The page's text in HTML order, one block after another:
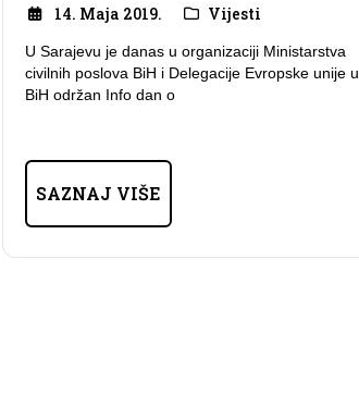
14. Maja 2019. Vijesti
U Sarajevu je danas u organizaciji Ministarstva
civilnih poslova BiH i Delegacije Evropske unije u
BiH održan Info dan o
SAZNAJ VIŠE